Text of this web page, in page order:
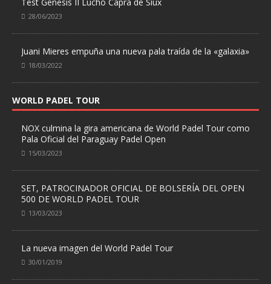
28/06/2023
Juani Mieres empuña una nueva pala traída de la «galaxia»
18/03/2022
WORLD PADEL TOUR
NOX culmina la gira americana de World Padel Tour como
Pala Oficial del Paraguay Padel Open
15/03/2023
SET, PATROCINADOR OFICIAL DE BOLSERÍA DEL OPEN
500 DE WORLD PADEL TOUR
13/03/2023
La nueva imagen del World Padel Tour
30/01/2019